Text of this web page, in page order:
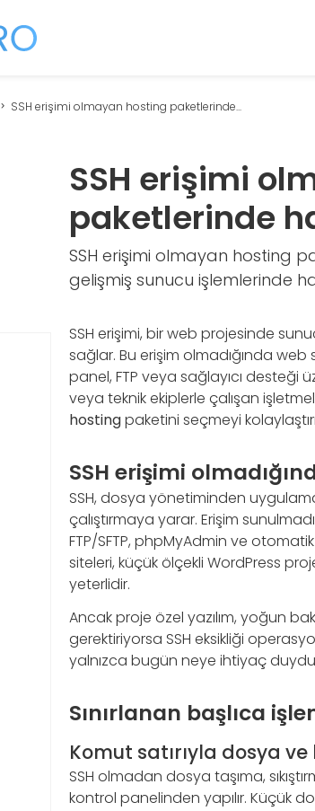
SSH erişimi olmayan hosting paketlerinde...
SSH erişimi
paketlerinde
SSH erişimi olmayan hosting
gelişmiş sunucu işlemlerinde
SSH erişimi, bir web projesinde
sağlar. Bu erişim olmadığında
panel, FTP veya sağlayıcı desteği
veya teknik ekiplerle çalışan
hostingpaketini seçmeyi
SSH erişimi
SSH, dosya yönetiminden
çalıştırmaya yarar. Erişim
FTP/SFTP, phpMyAdmin ve otomatik
siteleri, küçük ölçekli WordPress
yeterlidir.
Ancak proje özel yazılım, yoğun
gerektiriyorsa SSH eksikliği
yalnızca bugün neye ihtiyaç
Sınırlanan başlıca
Komut satırıyla dosya
SSH olmadan dosya taşıma,
kontrol panelinden yapılır. Küçük